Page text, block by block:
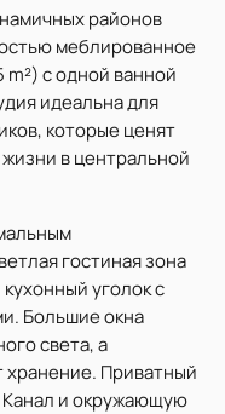
районов
меблированное
с одной ванной
идеальна для
которые ценят
в центральной
гостиная зона
уголок с
Большие окна
света, а
Приватный
Канал и окружающую